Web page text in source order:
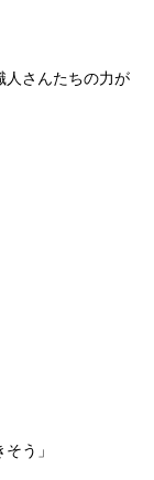
人さんたちの力が
う」